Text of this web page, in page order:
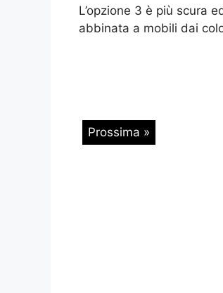
L’opzione 3 è più scura
abbinata a mobili dai
Prossima »